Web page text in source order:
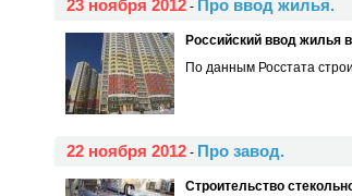
23 ноября 2012 - Про ввод жилья.
Российский ввод жилья
По данным Росстата
22 ноября 2012 - Про завод.
Строительство